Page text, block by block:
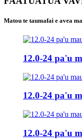
Matou te taumafai e avea
12.0-24 pa'u
12.0-24 pa'u
12.0-24 pa'u